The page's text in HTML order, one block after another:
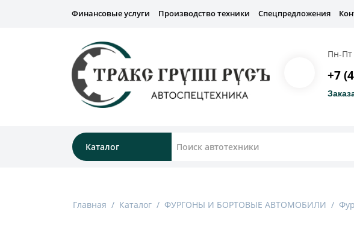
Финансовые услуги Производство техники Спецпредложения
Пн-Пт
+7
Каталог
Главная / Каталог / ФУРГОНЫ И БОРТОВЫЕ АВТОМОБИЛИ /